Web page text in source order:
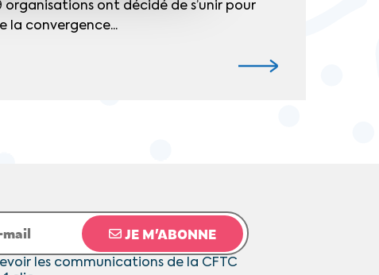
organisations ont décidé de s’unir pour
la convergence...
JE M’ABONNE
les communications de la CFTC